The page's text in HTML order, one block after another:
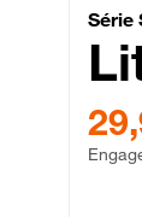
Série